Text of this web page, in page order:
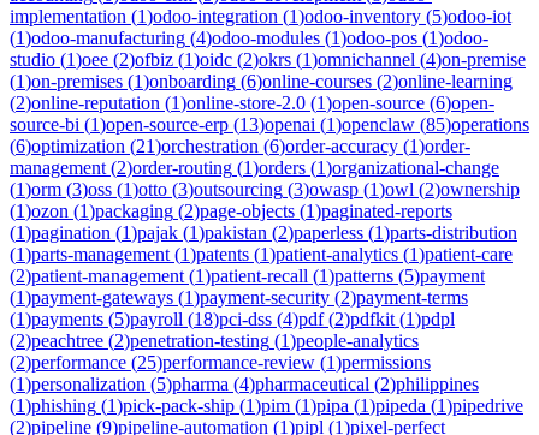
implementation (1)odoo-integration (1)odoo-inventory (5)odoo-iot
(1)odoo-manufacturing (4)odoo-modules (1)odoo-pos (1)odoo-
studio (1)oee (2)ofbiz (1)oidc (2)okrs (1)omnichannel (4)on-premise
(1)on-premises (1)onboarding (6)online-courses (2)online-learning
(2)online-reputation (1)online-store-2.0 (1)open-source (6)open-
source-bi (1)open-source-erp (13)openai (1)openclaw (85)operations
(6)optimization (21)orchestration (6)order-accuracy (1)order-
management (2)order-routing (1)orders (1)organizational-change
(1)orm (3)oss (1)otto (3)outsourcing (3)owasp (1)owl (2)ownership
(1)ozon (1)packaging (2)page-objects (1)paginated-reports
(1)pagination (1)pajak (1)pakistan (2)paperless (1)parts-distribution
(1)parts-management (1)patents (1)patient-analytics (1)patient-care
(2)patient-management (1)patient-recall (1)patterns (5)payment
(1)payment-gateways (1)payment-security (2)payment-terms
(1)payments (5)payroll (18)pci-dss (4)pdf(2)pdfkit (1)pdpl
(2)peachtree (2)penetration-testing (1)people-analytics
(2)performance (25)performance-review (1)permissions
(1)personalization (5)pharma (4)pharmaceutical (2)philippines
(1)phishing (1)pick-pack-ship (1)pim (1)pipa (1)pipeda (1)pipedrive
(2)pipeline (9)pipeline-automation (1)pipl (1)pixel-perfect